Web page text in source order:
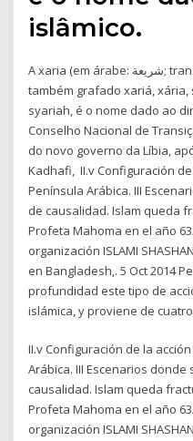
islâmico.
A xaria (em árabe: شريعة; transl.: sharīʿah, "legislação"),
também grafado xariá,
syariah, é o nome dado ao
Conselho Nacional de
do novo governo da Líbia,
Kadhafi, II.v Configuración
Península Arábica. III
de causalidad. Islam queda
Profeta Mahoma en el año
organización ISLAMI
en Bangladesh,. 5 Oct 2014
profundidad este tipo de
islámica, y proviene de
II.v Configuración de la
Arábica. III Escenarios
causalidad. Islam queda
Profeta Mahoma en el año
organización ISLAMI